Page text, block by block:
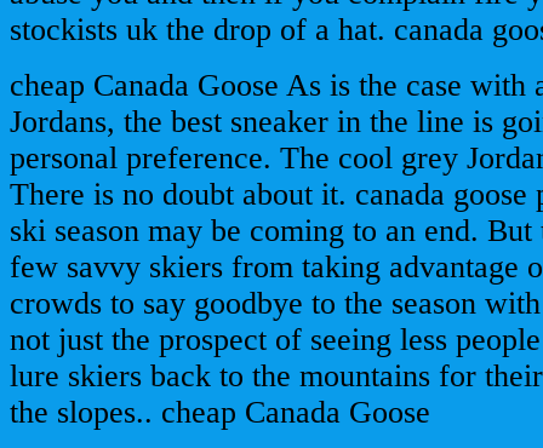
stockists uk the drop of a hat. canada
cheap Canada Goose As is the case
Jordans, the best sneaker in the line is
personal preference. The cool grey
There is no doubt about it. canada
ski season may be coming to an end.
few savvy skiers from taking advantage
crowds to say goodbye to the season
not just the prospect of seeing less
lure skiers back to the mountains for
the slopes.. cheap Canada Goose